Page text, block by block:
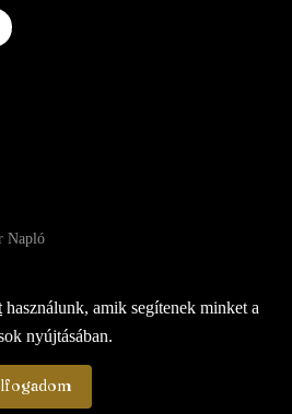
Napló
Kft.
használunk, amik segítenek minket a
nyújtásában.